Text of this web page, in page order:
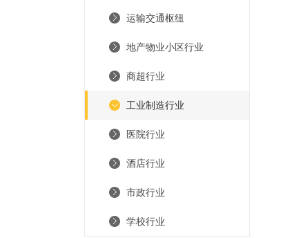
运输交通枢纽
地产物业小区行业
商超行业
工业制造行业
医院行业
酒店行业
市政行业
学校行业